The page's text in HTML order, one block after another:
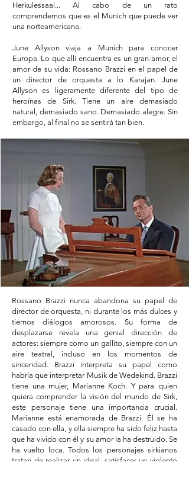
Herkulessaal... Al cabo de un rato
comprendemos que es el Munich que puede ver
una norteamericana.
June Allyson viaja a Munich para conocer
Europa. Lo que allí encuentra es un gran amor, el
amor de su vida: Rossano Brazzi en el papel de
un director de orquesta a lo Karajan. June
Allyson es ligeramente diferente del tipo de
heroínas de Sirk. Tiene un aire demasiado
natural, demasiado sano. Demasiado alegre. Sin
embargo, al final no se sentirá tan bien.
Rossano Brazzi nunca abandona su papel de
director de orquesta, ni durante los más dulces y
tiernos diálogos amorosos. Su forma de
desplazarse revela una genial dirección de
actores: siempre como un gallito, siempre con un
aire teatral, incluso en los momentos de
sinceridad. Brazzi interpreta su papel como
habría que interpretar Musik de Wedekind. Brazzi
tiene una mujer, Marianne Koch. Y para quien
quiera comprender la visión del mundo de Sirk,
este personaje tiene una importancia crucial.
Marianne está enamorada de Brazzi. Él se ha
casado con ella, y ella siempre ha sido feliz hasta
que ha vivido con él y su amor la ha destruido. Se
ha vuelto loca. Todos los personajes sirkianos
tratan de realizar un ideal, satisfacer un violento